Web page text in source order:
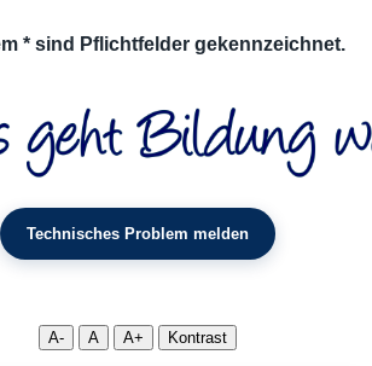
* sind Pflichtfelder gekennzeichnet.
Technisches Problem melden
A- A A+ Kontrast